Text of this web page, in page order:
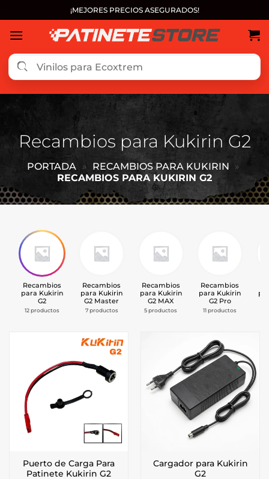
al
contenido
¡MEJORES PRECIOS ASEGURADOS!
Recambios para Kukirin G2
PORTADA » RECAMBIOS PARA KUKIRIN »
RECAMBIOS PARA KUKIRIN G2
Recambios
para Kukirin
G2
12 productos
Recambios
para Kukirin
G2 Master
7 productos
Recambios
para Kukirin
G2 MAX
5 productos
Recambios
para Kukirin
G2 Pro
11 productos
Puerto de Carga Para
Patinete Kukirin G2
Cargador para Kukirin
G2